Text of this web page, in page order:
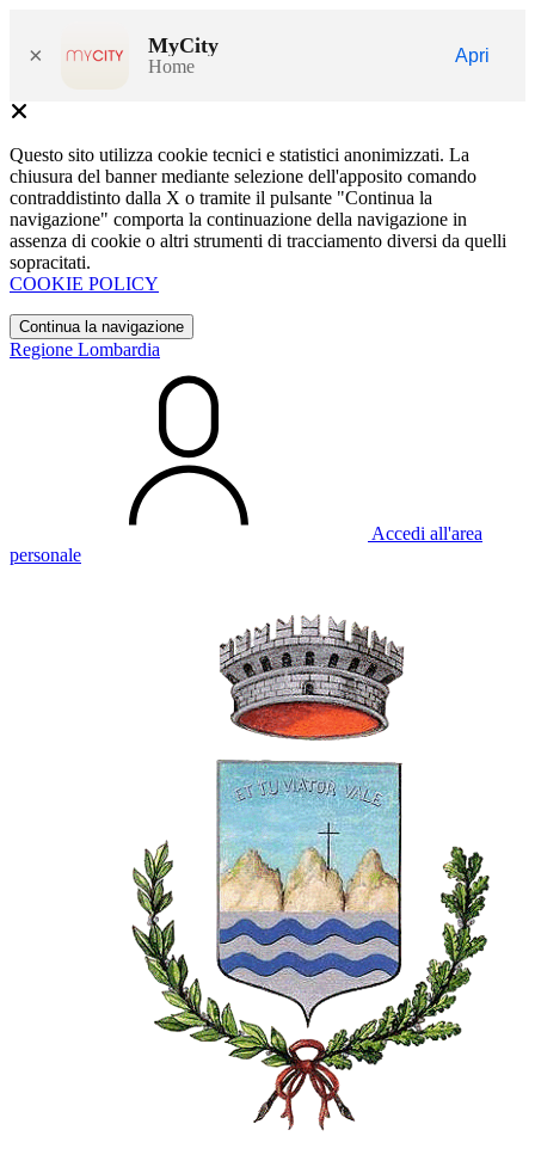
× MyCity
Home
Apri
Questo sito utilizza cookie tecnici e statistici anonimizzati. La
chiusura del banner mediante selezione dell'apposito comando
contraddistinto dalla X o tramite il pulsante "Continua la
navigazione" comporta la continuazione della navigazione in
assenza di cookie o altri strumenti di tracciamento diversi da quelli
sopracitati.
COOKIE POLICY
Continua la navigazione
Regione Lombardia
Accedi all'area
personale